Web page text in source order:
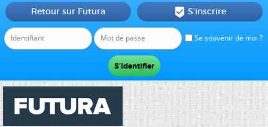
Se souvenir de moi ?
Retour sur Futura  S'inscrire